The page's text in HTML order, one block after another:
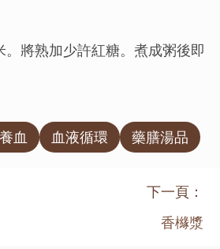
將熟加少許紅糖。煮成粥後即
血 血液循環 藥膳湯品
下一頁：
香櫞漿